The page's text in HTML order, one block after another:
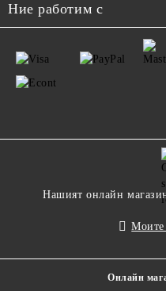
Ние работим с
Нашият онлайн
Моите
Онлайн